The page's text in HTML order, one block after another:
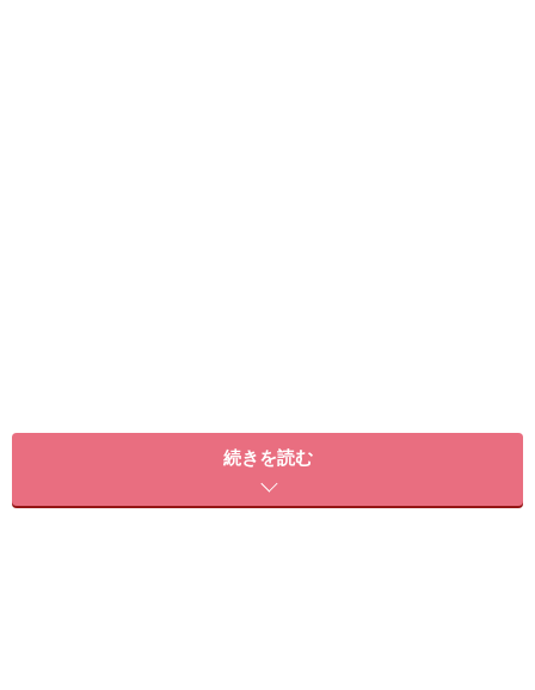
です。耳慣れない言葉だと思いますが、これはドイ
ツなど欧米の医療機関で行なわれていたリハビリ体操か
続きを読む